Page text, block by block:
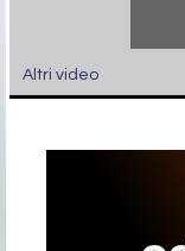
Altri video